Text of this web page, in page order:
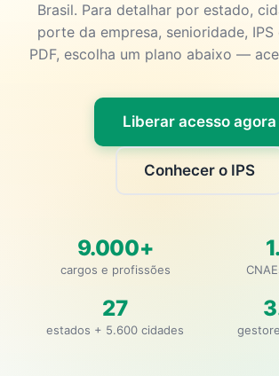
Brasil. Para detalhar por estado,
porte da empresa, senioridade,
PDF, escolha um plano abaixo —
Liberar acesso agora
Conhecer o IPS
9.000+
cargos e profissões
27
estados + 5.600 cidades